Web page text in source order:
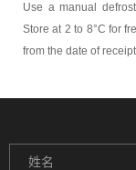
Use a manual
Store at 2 to 8°C for
from the date of